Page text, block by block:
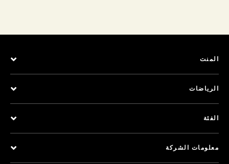
المنت
الرياضات
الفئة
معلومات الشركة